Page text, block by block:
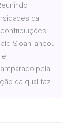
da
Sloan lançou
e
pela
da qual faz